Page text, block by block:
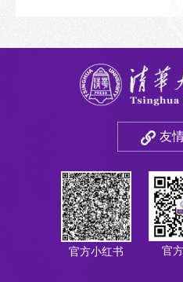
友
官方小红书 官